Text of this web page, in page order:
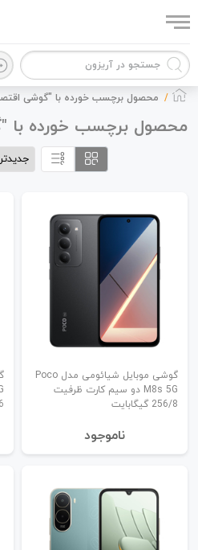
لوازم جانبی
محصول برچسب خورده با "گوشی
محصول برچسب خورده با
گوشی موبایل شیائومی مدل Poco
M8s 5G دو سیم کارت ظرفیت
256/8 گیگابایت
نا‌موجود